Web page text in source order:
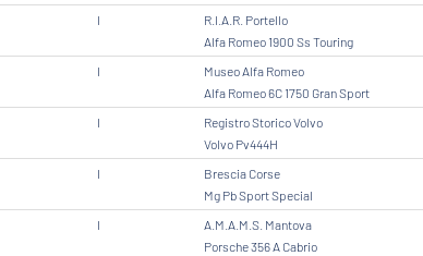
I
R.I.A.R. Portello
Alfa Romeo 1900 Ss Touring
I
Museo Alfa Romeo
Alfa Romeo 6C 1750 Gran Sport
I
Registro Storico Volvo
Volvo Pv444H
I
Brescia Corse
Mg Pb Sport Special
I
A.M.A.M.S. Mantova
Porsche 356 A Cabrio